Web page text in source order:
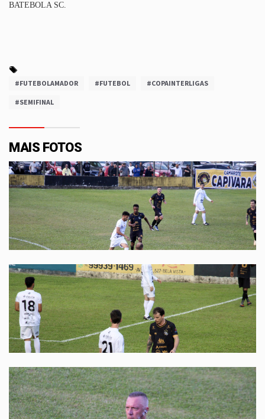
BATEBOLA SC.
#FUTEBOLAMADOR #FUTEBOL #COPAINTERLIGAS
#SEMIFINAL
MAIS FOTOS